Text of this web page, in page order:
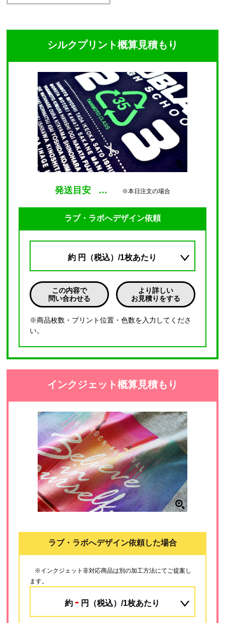
シルクプリント概算見積もり
発送目安 … ※本日注文の場合
ラブ・ラボへデザイン依頼
約 円（税込）/1枚あたり
この内容で
問い合わせる
より詳しい
お見積りをする
※商品枚数・プリント位置・色数を入力してくださ
い。
インクジェット概算見積もり
ラブ・ラボへデザイン依頼した場合
※インクジェット非対応商品は別の加工方法にてご提案し
ます。
約 - 円（税込）/1枚あたり